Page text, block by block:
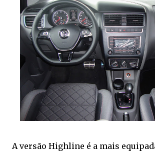
A versão Highline é a mais